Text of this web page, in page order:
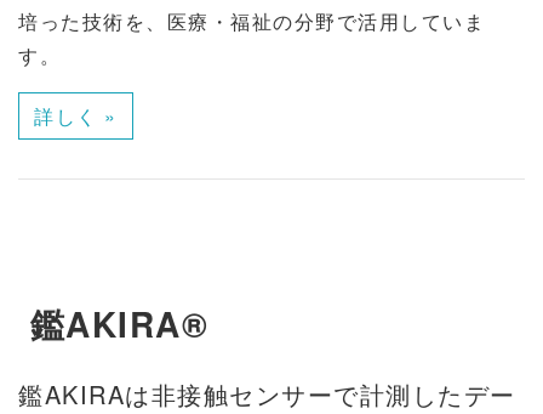
培った技術を、医療・福祉の分野で活用していま
す。
詳しく »
鑑AKIRA®
鑑AKIRAは非接触センサーで計測したデー